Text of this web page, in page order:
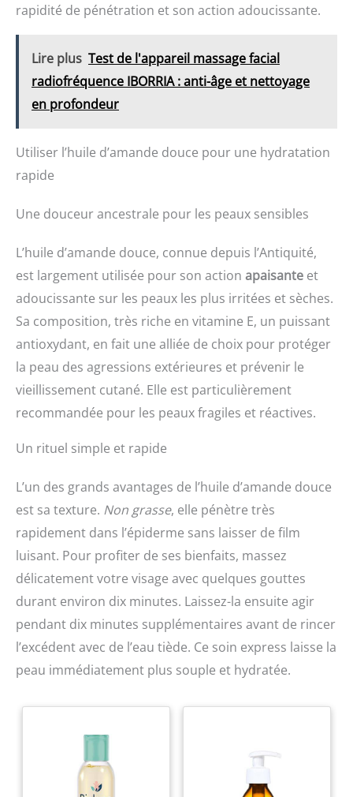
rapidité de pénétration et son action adoucissante.
Lire plus Test de l'appareil massage facial
radiofréquence IBORRIA : anti-âge et nettoyage
en profondeur
Utiliser l’huile d’amande douce pour une hydratation
rapide
Une douceur ancestrale pour les peaux sensibles
L’huile d’amande douce, connue depuis l’Antiquité,
est largement utilisée pour son action apaisante et
adoucissante sur les peaux les plus irritées et sèches.
Sa composition, très riche en vitamine E, un puissant
antioxydant, en fait une alliée de choix pour protéger
la peau des agressions extérieures et prévenir le
vieillissement cutané. Elle est particulièrement
recommandée pour les peaux fragiles et réactives.
Un rituel simple et rapide
L’un des grands avantages de l’huile d’amande douce
est sa texture. Non grasse, elle pénètre très
rapidement dans l’épiderme sans laisser de film
luisant. Pour profiter de ses bienfaits, massez
délicatement votre visage avec quelques gouttes
durant environ dix minutes. Laissez-la ensuite agir
pendant dix minutes supplémentaires avant de rincer
l’excédent avec de l’eau tiède. Ce soin express laisse la
peau immédiatement plus souple et hydratée.